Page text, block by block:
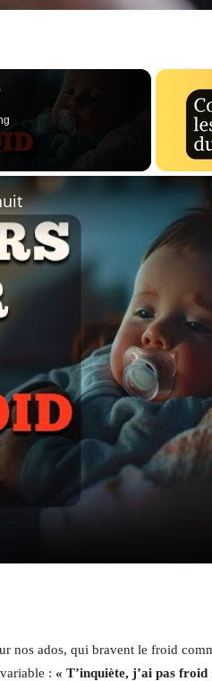
nos ados, qui bravent le froid
: « T’inquiète, j’ai pas froid